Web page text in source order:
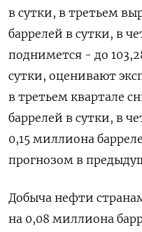
в сутки, в третьем
баррелей в сутки, в
поднимется - до
сутки, оценивают
в третьем квартале
баррелей в сутки, в
0,15 миллиона
прогнозом в
Добыча нефти
на 0,08 миллиона